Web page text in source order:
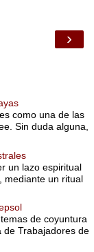
›
como una de las
Sin duda alguna,
un lazo espiritual
mediante un ritual
de coyuntura
de Trabajadores de